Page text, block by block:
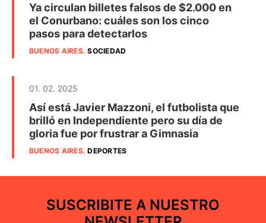
Ya circulan billetes falsos de $2.000 en
el Conurbano: cuáles son los cinco
pasos para detectarlos
BUENOS AIRES.SOCIEDAD
01. 02. 2025
Así está Javier Mazzoni, el futbolista que
brilló en Independiente pero su día de
gloria fue por frustrar a Gimnasia
BUENOS AIRES.DEPORTES
SUSCRIBITE A NUESTRO